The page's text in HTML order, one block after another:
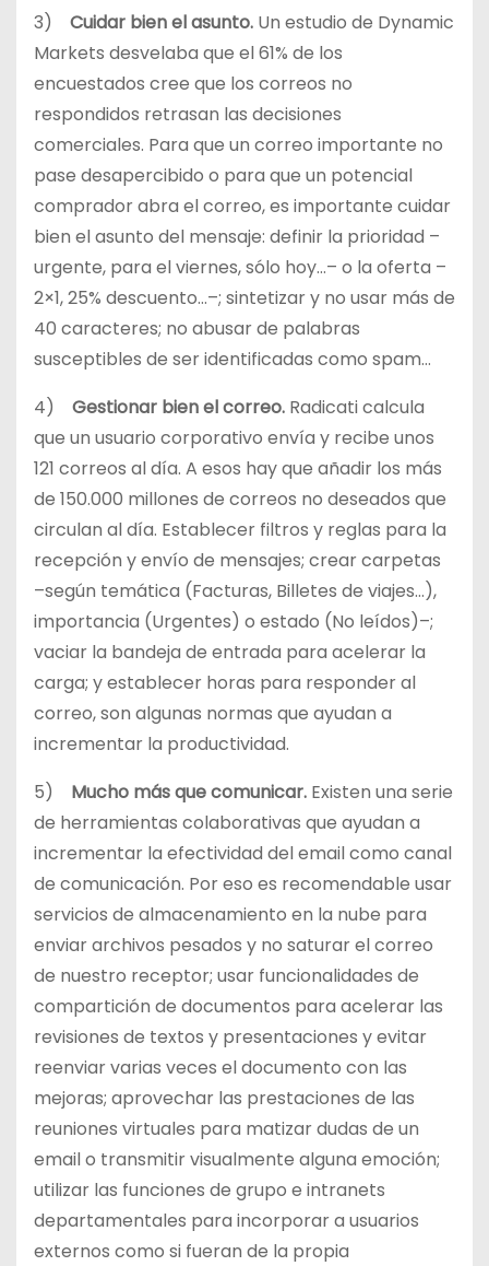
3) Cuidar bien el asunto. Un estudio de Dynamic
Markets desvelaba que el 61% de los
encuestados cree que los correos no
respondidos retrasan las decisiones
comerciales. Para que un correo importante no
pase desapercibido o para que un potencial
comprador abra el correo, es importante cuidar
bien el asunto del mensaje: definir la prioridad –
urgente, para el viernes, sólo hoy…– o la oferta –
2×1, 25% descuento…–; sintetizar y no usar más de
40 caracteres; no abusar de palabras
susceptibles de ser identificadas como spam…
4) Gestionar bien el correo. Radicati calcula
que un usuario corporativo envía y recibe unos
121 correos al día. A esos hay que añadir los más
de 150.000 millones de correos no deseados que
circulan al día. Establecer filtros y reglas para la
recepción y envío de mensajes; crear carpetas
–según temática (Facturas, Billetes de viajes…),
importancia (Urgentes) o estado (No leídos)–;
vaciar la bandeja de entrada para acelerar la
carga; y establecer horas para responder al
correo, son algunas normas que ayudan a
incrementar la productividad.
5) Mucho más que comunicar. Existen una serie
de herramientas colaborativas que ayudan a
incrementar la efectividad del email como canal
de comunicación. Por eso es recomendable usar
servicios de almacenamiento en la nube para
enviar archivos pesados y no saturar el correo
de nuestro receptor; usar funcionalidades de
compartición de documentos para acelerar las
revisiones de textos y presentaciones y evitar
reenviar varias veces el documento con las
mejoras; aprovechar las prestaciones de las
reuniones virtuales para matizar dudas de un
email o transmitir visualmente alguna emoción;
utilizar las funciones de grupo e intranets
departamentales para incorporar a usuarios
externos como si fueran de la propia